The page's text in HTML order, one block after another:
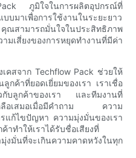
ภูมิใจในการผลิตอุปกรณ์ที่
บมาเพื่อการใช้งานในระยะยาว
ณสามารถมั่นใจในประสิทธิภาพ
มเสี่ยงของการหยุดทำงานที่มีค่า
เคสจาก Techflow Pack ช่วยให้
กค้าที่ยอดเยี่ยมของเรา เราเชื่อ
วกับลูกค้าของเรา และทีมงานที่
เหลือเสมอเมื่อมีคำถาม ความ
แก้ไขปัญหา ความมุ่งมั่นของเรา
าทำให้เราได้รับชื่อเสียงที่
งมั่นที่จะเกินความคาดหวังในทุก